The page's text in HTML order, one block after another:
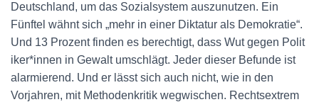
Deutschland, um das Sozialsystem auszunutzen. Ein
Fünftel wähnt sich „mehr in einer Diktatur als Demokratie“.
Und 13 Prozent finden es berechtigt, dass Wut gegen Po­li­t
i­ke­r*in­nen in Gewalt umschlägt. Jeder dieser Befunde ist
alarmierend. Und er lässt sich auch nicht, wie in den
Vorjahren, mit Methodenkritik wegwischen. Rechtsextrem